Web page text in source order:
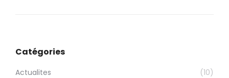
Catégories
Actualites
(10)